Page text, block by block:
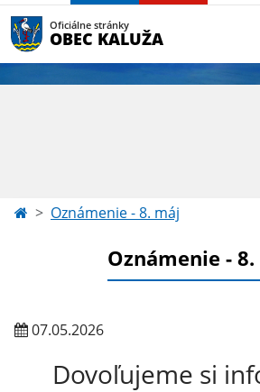
Oficiálne stránky
OBEC KALUŽA
Oznámenie - 8. máj
Oznámenie -
07.05.2026
Dovoľujeme si